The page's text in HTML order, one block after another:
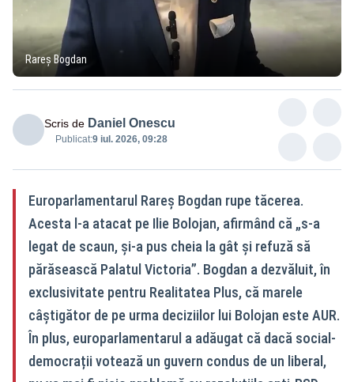
Rareș Bogdan
Scris de Daniel Onescu
Publicat:9 iul. 2026, 09:28
Europarlamentarul Rareș Bogdan rupe tăcerea.
Acesta l-a atacat pe Ilie Bolojan, afirmând că „s-a
legat de scaun, și-a pus cheia la gât și refuză să
părăsească Palatul Victoria”. Bogdan a dezvăluit, în
exclusivitate pentru Realitatea Plus, că marele
câștigător de pe urma deciziilor lui Bolojan este AUR.
În plus, europarlamentarul a adăugat că dacă social-
democrații votează un guvern condus de un liberal,